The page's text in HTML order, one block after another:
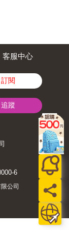
客服中心
訂閱
追蹤
6
公司